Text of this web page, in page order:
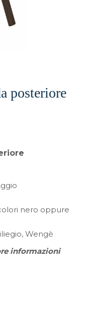
posteriore
nero oppure
Wengè
informazioni